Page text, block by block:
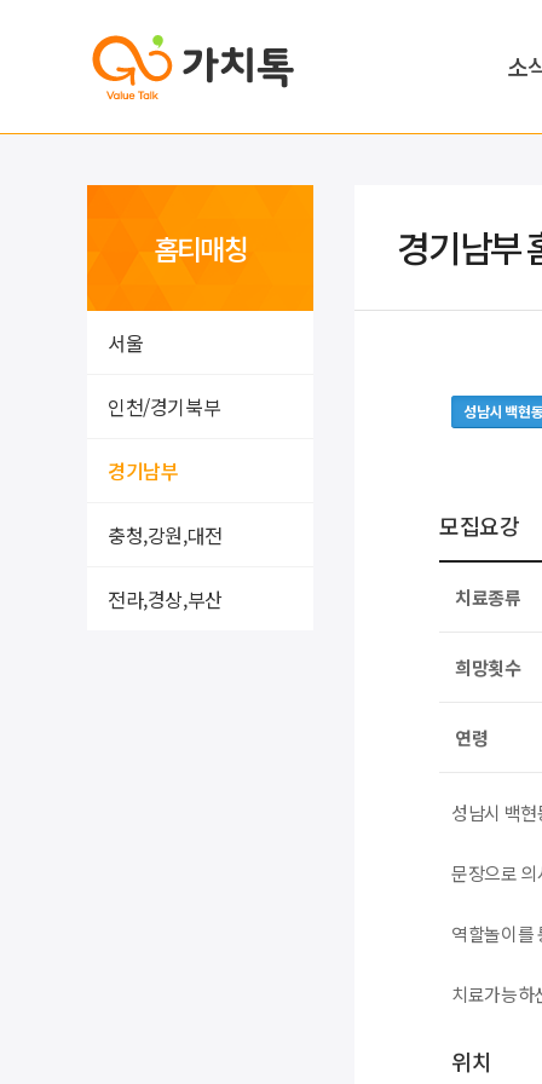
소
홈티매칭
서울
인천/경기북부
경기남부
충청,강원,대전
전라,경상,부산
경기남부
성남시 백현
모집요강
치료종류
희망횟수
연령
성남시 백
문장으로
역할놀이를
치료가능하
위치